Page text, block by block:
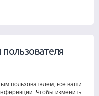
пользователем, все ваши
Чтобы изменить